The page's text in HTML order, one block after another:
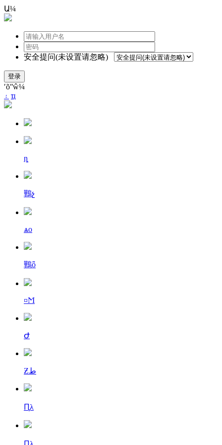
Ա¼
安全提问(未设置请忽略)
登录
ʹõʺŵ¼
۽ ҵ
ȵ
鷨չ
ѧо
鷨ȫ
¤Ϻ
Ժ
Ƶط
Ԥλ